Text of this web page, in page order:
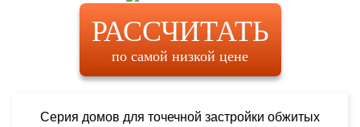
РАССЧИТАТЬ
по самой низкой цене
Серия домов для точечной застройки обжитых